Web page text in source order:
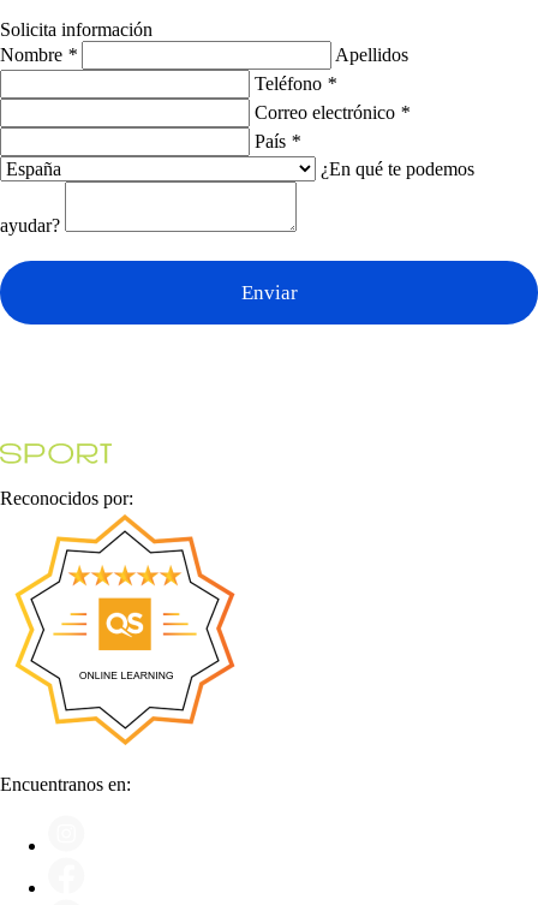
Solicita información
Nombre *
Apellidos
Teléfono *
Correo electrónico *
País *
¿En qué te podemos
ayudar?
Enviar
Reconocidos por:
Encuentranos en: